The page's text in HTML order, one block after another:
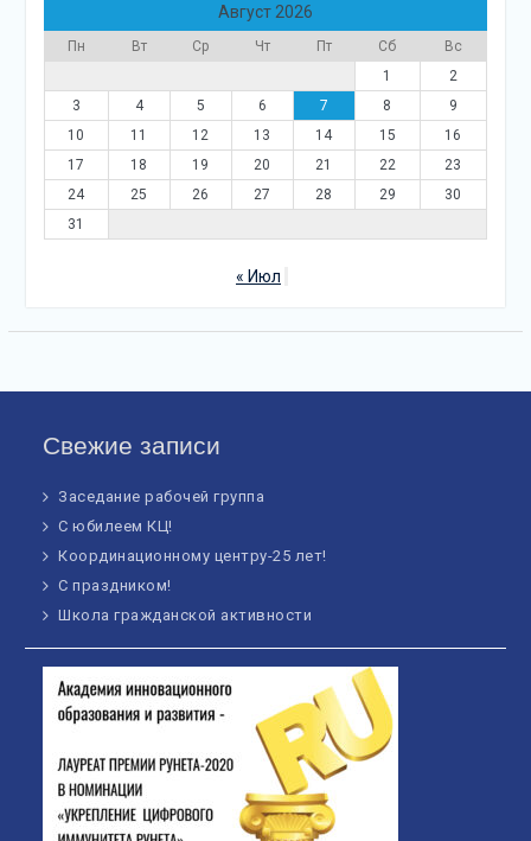
Август 2026
Пн Вт Ср Чт Пт Сб
Вс
1
2
3
4 5 6 7 8
9
10
11 12 13 14 15
16
17
18 19 20 21 22
23
24
25 26 27 28 29
30
31
« Июл
Свежие записи
Заседание рабочей группа
С юбилеем КЦ!
Координационному центру-25 лет!
С праздником!
Школа гражданской активности